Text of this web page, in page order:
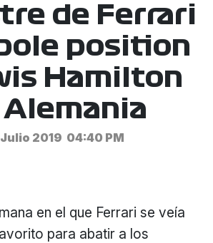
de Ferrari
position
Hamilton
Alemania
2019 04:40 PM
en el que Ferrari se veía
para abatir a los